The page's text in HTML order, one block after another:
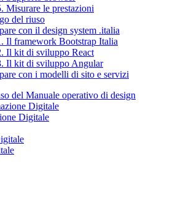
Misurare le prestazioni
del riuso
con il design system .italia
Il framework Bootstrap Italia
Il kit di sviluppo React
Il kit di sviluppo Angular
con i modelli di sito e servizi
del Manuale operativo di design
Digitale